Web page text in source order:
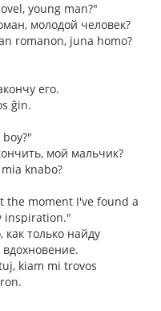
young man?"
молодой человек?
romanon, juna homo?
его.
ĝin.
мой мальчик?
knabo?
the moment I've found a
inspiration."
только найду
kiam mi trovos